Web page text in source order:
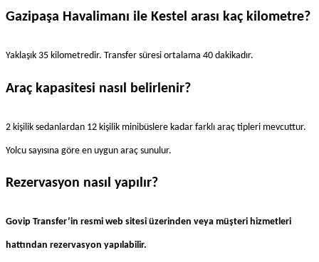
Gazipaşa Havalimanı ile Kestel arası kaç kilometre?
Yaklaşık 35 kilometredir. Transfer süresi ortalama 40 dakikadır.
Araç kapasitesi nasıl belirlenir?
2 kişilik sedanlardan 12 kişilik minibüslere kadar farklı araç tipleri mevcuttur.
Yolcu sayısına göre en uygun araç sunulur.
Rezervasyon nasıl yapılır?
Govip Transfer’in resmi web sitesi üzerinden veya müşteri hizmetleri
hattından rezervasyon yapılabilir.